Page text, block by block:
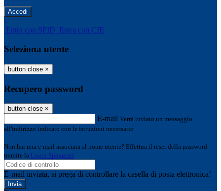
-
Entra con SPID Entra con CIE
Seleziona utente
button close ×
Recupero password
button close ×
E-mail Verrà inviato un messaggio
all'indirizzo indicato con le istruzioni necessarie.
Non hai una e-mail associata al nome utente? Effettua il reset della password
tramite la Login Spaggiari
E-mail inviata, si prega di controllare la casella di posta elettronica!